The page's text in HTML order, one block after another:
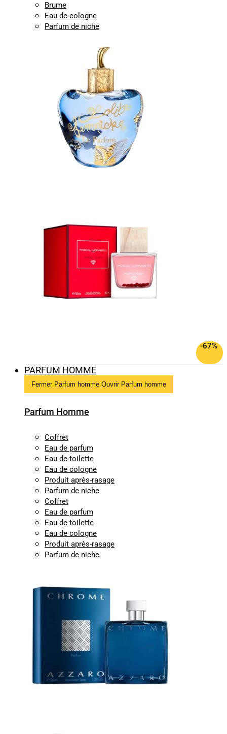
Brume
Eau de cologne
Parfum de niche
-67%
PARFUM HOMME
Fermer Parfum homme Ouvrir Parfum homme
Parfum Homme
Coffret
Eau de parfum
Eau de toilette
Eau de cologne
Produit après-rasage
Parfum de niche
Coffret
Eau de parfum
Eau de toilette
Eau de cologne
Produit après-rasage
Parfum de niche